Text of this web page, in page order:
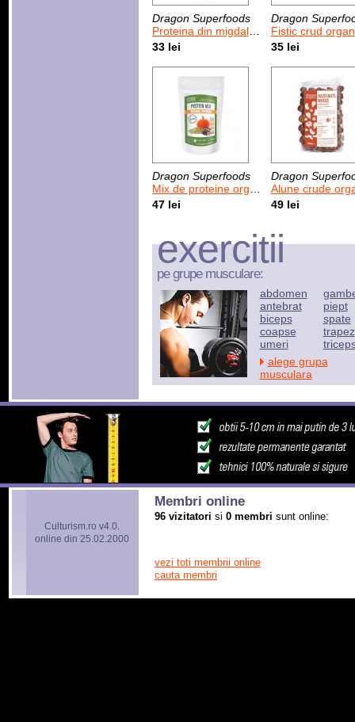
Dragon Superfoods
Proteina din migdale organice 200 g
33 lei
Dragon
Fistic crud organic
35 lei
Dragon Superfoods
Mix de proteine organice 200 g
47 lei
Dragon
Alune crude organice
49 lei
exercitii
pe grupe musculare:
abdomen
antebrat
biceps
coapse
umeri
piept
spate
trapez
alege grupa
musculara
Culturism.ro v4.0.
online din 25.02.2000
Membri online
96 vizitatori si 0 membri sunt online:
vezi toti membrii online
cauta membri